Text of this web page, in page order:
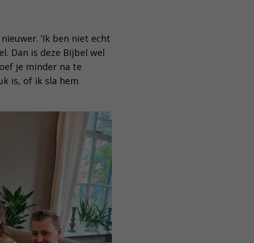
‘Ik ben niet echt
Dan is deze Bijbel wel
je minder na te
is, of ik sla hem